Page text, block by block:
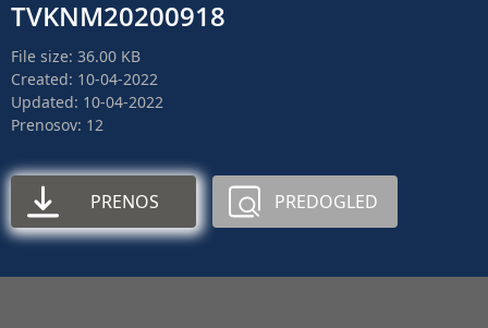
TVKNM20200918
File size: 36.00 KB
Created: 10-04-2022
Updated: 10-04-2022
Prenosov: 12
PRENOS PREDOGLED